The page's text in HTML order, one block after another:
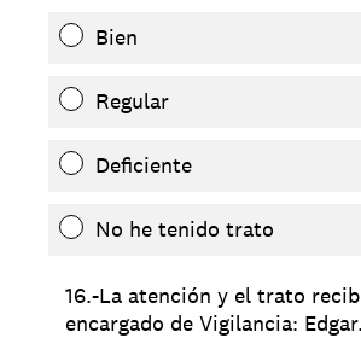
Bien
Regular
Deficiente
No he tenido trato
16.-La atención y el trato
encargado de Vigilancia: Edgar.